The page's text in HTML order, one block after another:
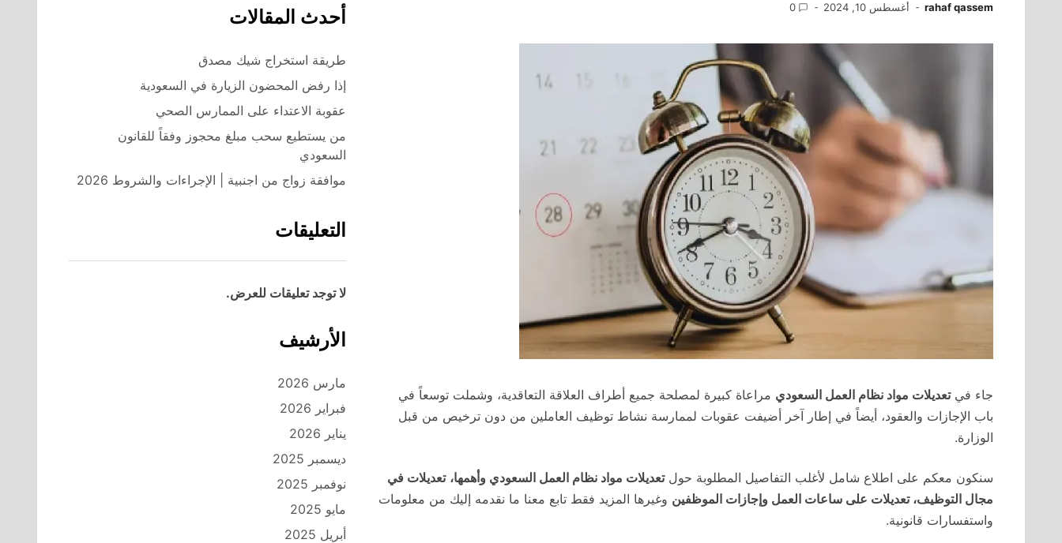
rahaf qassem أغسطس 10, 2024 0
جاء فيتعديلات مواد نظام العمل السعودي مراعاة كبيرة لمصلحة جميع أطراف العلاقة التعاقدية، وشملت توسعاً في
باب الإجازات والعقود، أيضاً في إطار آخر أضيفت عقوبات لممارسة نشاط توظيف العاملين من دون ترخيص من قبل
الوزارة.
سنكون معكم على اطلاع شامل لأغلب التفاصيل المطلوبة حولتعديلات مواد نظام العمل السعودي وأهمها، تعديلات في
مجال التوظيف، تعديلات على ساعات العمل وإجازات الموظفين وغيرها المزيد فقط تابع معنا ما نقدمه إليك من معلومات
واستفسارات قانونية.
أحدث المقالات
طريقة استخراج شيك مصدق
إذا رفض المحضون الزيارة في السعودية
عقوبة الاعتداء على الممارس الصحي
من يستطيع سحب مبلغ محجوز وفقاً للقانون
السعودي
موافقة زواج من اجنبية | الإجراءات والشروط 2026
التعليقات
لا توجد تعليقات للعرض.
الأرشيف
مارس 2026
فبراير 2026
يناير 2026
ديسمبر 2025
نوفمبر 2025
مايو 2025
أبريل 2025